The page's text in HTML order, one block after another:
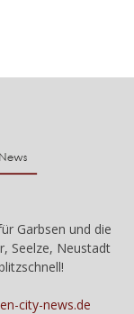
Garbsen und die
Seelze, Neustadt
city-news.de